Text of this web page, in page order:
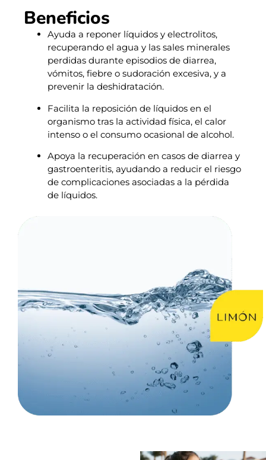
Beneficios
Ayuda a reponer líquidos y electrolitos,
recuperando el agua y las sales minerales
perdidas durante episodios de diarrea,
vómitos, fiebre o sudoración excesiva, y a
prevenir la deshidratación.
Facilita la reposición de líquidos en el
organismo tras la actividad física, el calor
intenso o el consumo ocasional de alcohol.
Apoya la recuperación en casos de diarrea y
gastroenteritis, ayudando a reducir el riesgo
de complicaciones asociadas a la pérdida
de líquidos.